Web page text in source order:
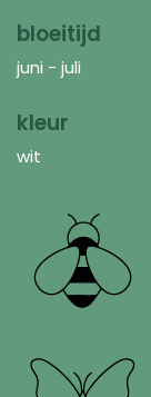
bloeitijd
juni - juli
kleur
wit